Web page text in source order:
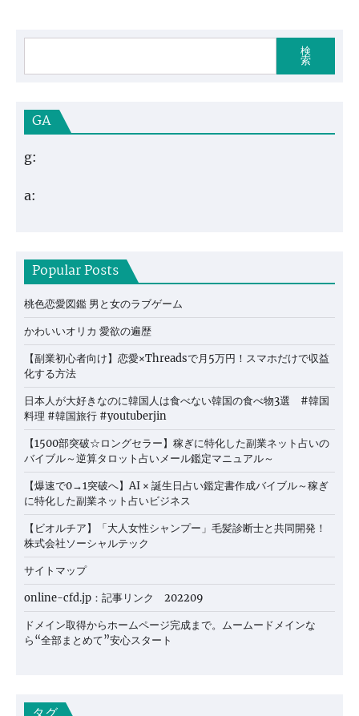
検
索
GA
g:
a:
Popular Posts
桃色恋愛図鑑 男と女のラブゲーム
かわいいオリカ 愛欲の遍歴
【副業初心者向け】恋愛×Threadsで月5万円！スマホだけで収益
化する方法
日本人が大好きなのに韓国人は食べない韓国の食べ物3選 #韓国
料理 #韓国旅行 #youtuberjin
【1500部突破☆ロングセラー】稼ぎに特化した副業ネット占いの
バイブル～逆算タロット占いメール鑑定マニュアル～
【爆速で0→1突破へ】AI × 誕生日占い鑑定書作成バイブル～稼ぎ
に特化した副業ネット占いビジネス
【ビオルチア】「大人女性シャンプー」毛髪診断士と共同開発！
株式会社ソーシャルテック
サイトマップ
online-cfd.jp：記事リンク 202209
ドメイン取得からホームページ完成まで。ムームードメインな
ら“全部まとめて”安心スタート